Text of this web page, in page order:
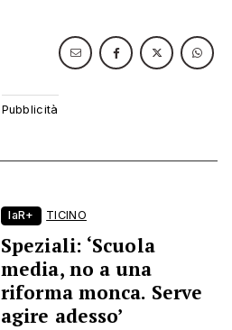
laR+ TICINO
Speziali: ‘Scuola
media, no a una
riforma monca. Serve
agire adesso’